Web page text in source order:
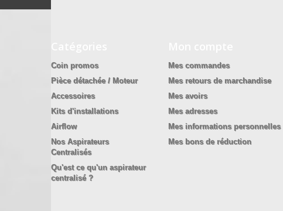
Coin promos
Pièce détachée / Moteur
Accessoires
Kits d'installations
Airflow
Nos Aspirateurs
Centralisés
Qu'est ce qu'un aspirateur
centralisé ?
Mes commandes
Mes retours de marchandise
Mes avoirs
Mes adresses
Mes informations personnelles
Mes bons de réduction